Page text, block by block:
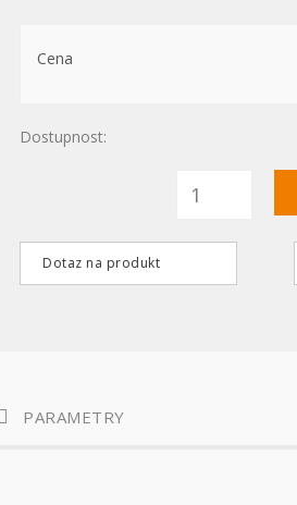
Cena
Dostupnost:
Dotaz na produkt
PARAMETRY